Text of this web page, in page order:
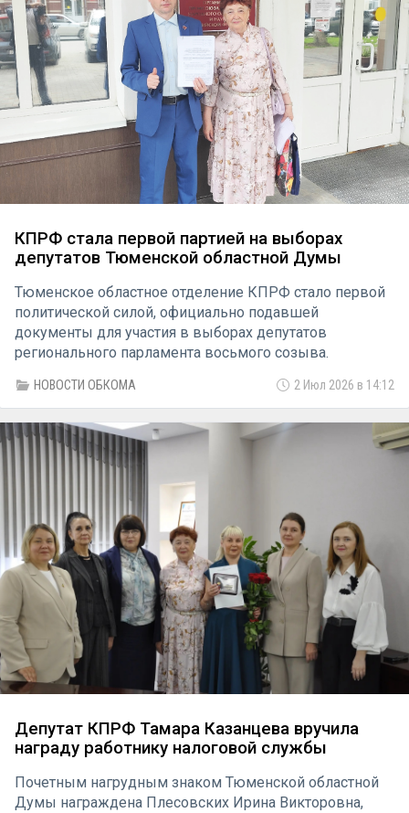
КПРФ стала первой партией на выборах
депутатов Тюменской областной Думы
Тюменское областное отделение КПРФ стало первой
политической силой, официально подавшей
документы для участия в выборах депутатов
регионального парламента восьмого созыва.
1052 листа сегодня был передан в Избирательную
комиссию Тюменской области.
НОВОСТИ ОБКОМА 2 Июл 2026 в 14:12
Депутат КПРФ Тамара Казанцева вручила
награду работнику налоговой службы
Почетным нагрудным знаком Тюменской областной
Думы награждена Плесовских Ирина Викторовна,